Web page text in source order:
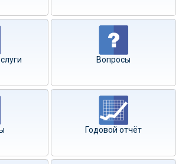
Вопросы
Годовой отчёт